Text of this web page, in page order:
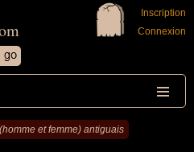
Inscription
Connexion
et femme) antiguais